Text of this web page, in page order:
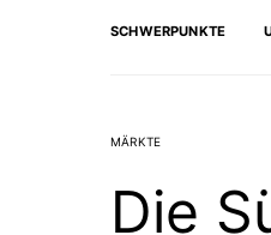
SCHWERPUNKTE
MÄRKTE
Die